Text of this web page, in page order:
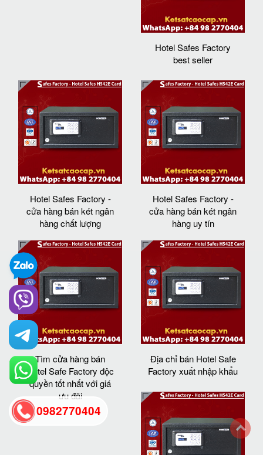
Hotel Safes Factory
best seller
Hotel Safes Factory -
cửa hàng bán két ngân
hàng chất lượng
Hotel Safes Factory -
cửa hàng bán két ngân
hàng uy tín
Tìm cửa hàng bán
Hotel Safe Factory độc
quyền tốt nhất với giá
ưu đãi
Địa chỉ bán Hotel Safe
Factory xuất nhập khẩu
0982770404